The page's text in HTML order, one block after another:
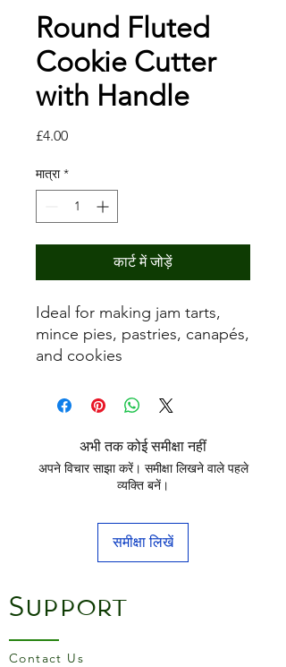
Round Fluted
Cookie Cutter
with Handle
£4.00मूल्य
मात्रा *
कार्ट में जोड़ें
Ideal for making jam tarts,
mince pies, pastries, canapés,
and cookies
अभी तक कोई समीक्षा नहीं
अपने विचार साझा करें। समीक्षा लिखने वाले पहले
व्यक्ति बनें।
समीक्षा लिखें
Support
Contact Us